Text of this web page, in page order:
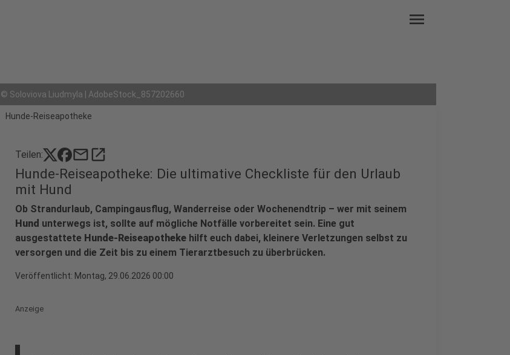
menu
© Soloviova Liudmyla | AdobeStock_857202660
Hunde-Reiseapotheke
Teilen: mailopen_in_new
Hunde-Reiseapotheke: Die ultimative Checkliste für den Urlaub
mit Hund
Ob Strandurlaub, Campingausflug, Wanderreise oder Wochenendtrip – wer mit seinem
Hund unterwegs ist, sollte auf mögliche Notfälle vorbereitet sein. Eine gut
ausgestattete Hunde-Reiseapotheke hilft euch dabei, kleinere Verletzungen selbst zu
versorgen und die Zeit bis zu einem Tierarztbesuch zu überbrücken.
Veröffentlicht: Montag, 29.06.2026 00:00
Anzeige